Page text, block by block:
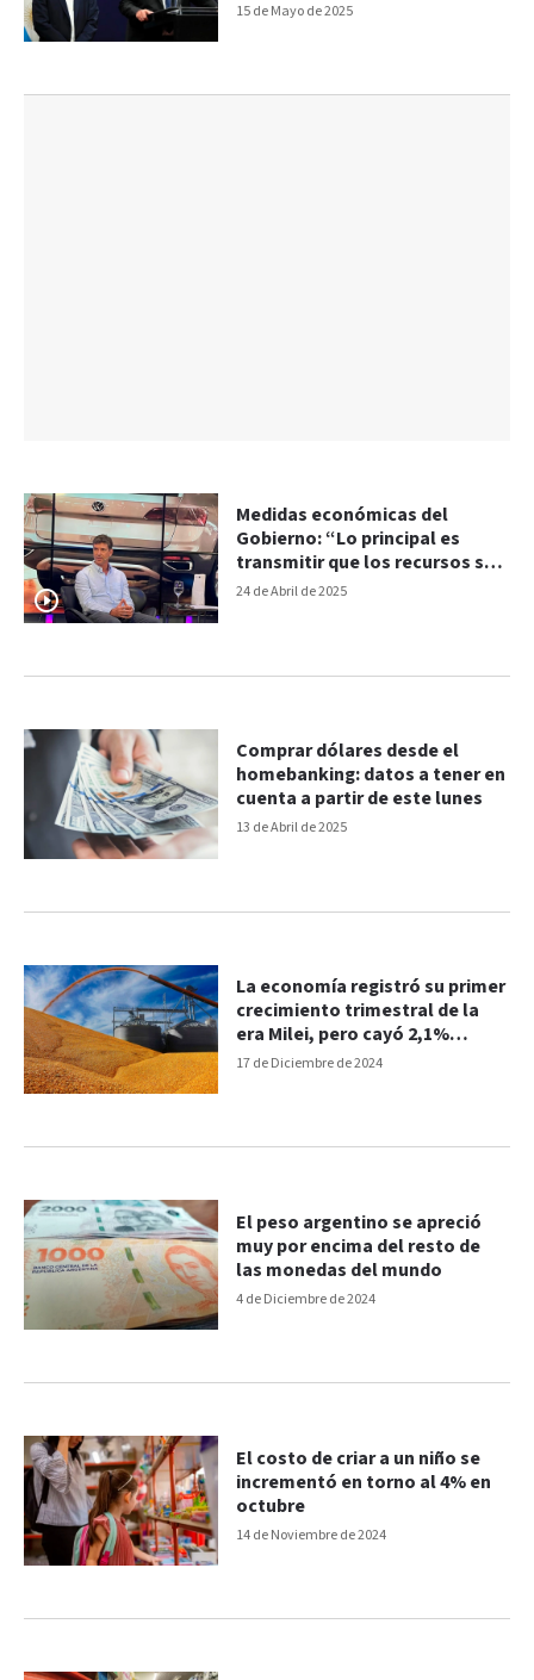
15 de Mayo de 2025
24 de Abril de 2025
Medidas económicas del
Gobierno: “Lo principal es
transmitir que los recursos son
de la sociedad”
13 de Abril de 2025
Comprar dólares desde el
homebanking: datos a tener en
cuenta a partir de este lunes
17 de Diciembre de 2024
La economía registró su primer
crecimiento trimestral de la
era Milei, pero cayó 2,1%
interanual
4 de Diciembre de 2024
El peso argentino se apreció
muy por encima del resto de
las monedas del mundo
14 de Noviembre de 2024
El costo de criar a un niño se
incrementó en torno al 4% en
octubre